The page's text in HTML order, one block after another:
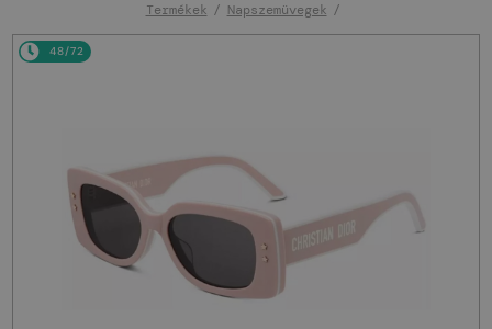
Termékek Napszemüvegek
48/72